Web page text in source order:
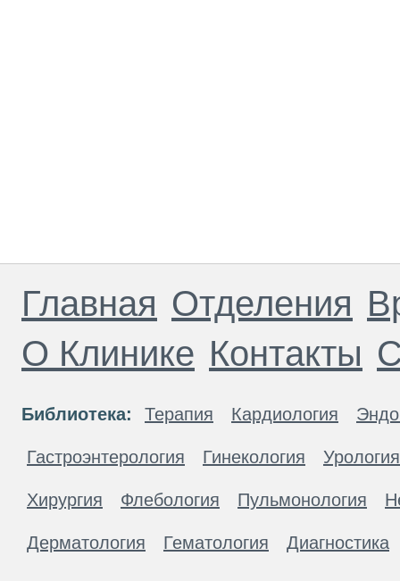
Главная Отделения
О Клинике Контакты
Библиотека: Терапия Кардиология
Гастроэнтерология Гинекология Урология
Хирургия Флебология Пульмонология
Дерматология Гематология Диагностика